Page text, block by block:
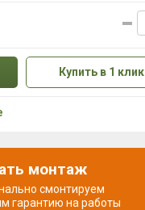
Купить в 1 клик
монтаж
смонтируем
гарантию на работы